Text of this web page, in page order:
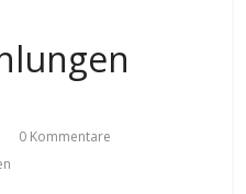
0 Kommentare